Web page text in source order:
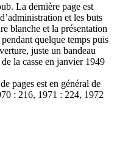
La dernière page est
et les buts
blanche et la présentation
quelque temps puis
juste un bandeau
la casse en janvier 1949
pages est en général de
: 216, 1971 : 224, 1972